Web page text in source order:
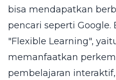
bisa mendapatkan
pencari seperti
"Flexible Learning",
memanfaatkan
pembelajaran